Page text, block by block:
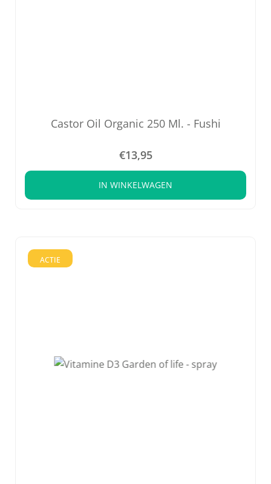
Castor Oil Organic 250 Ml. - Fushi
€13,95
IN WINKELWAGEN
ACTIE